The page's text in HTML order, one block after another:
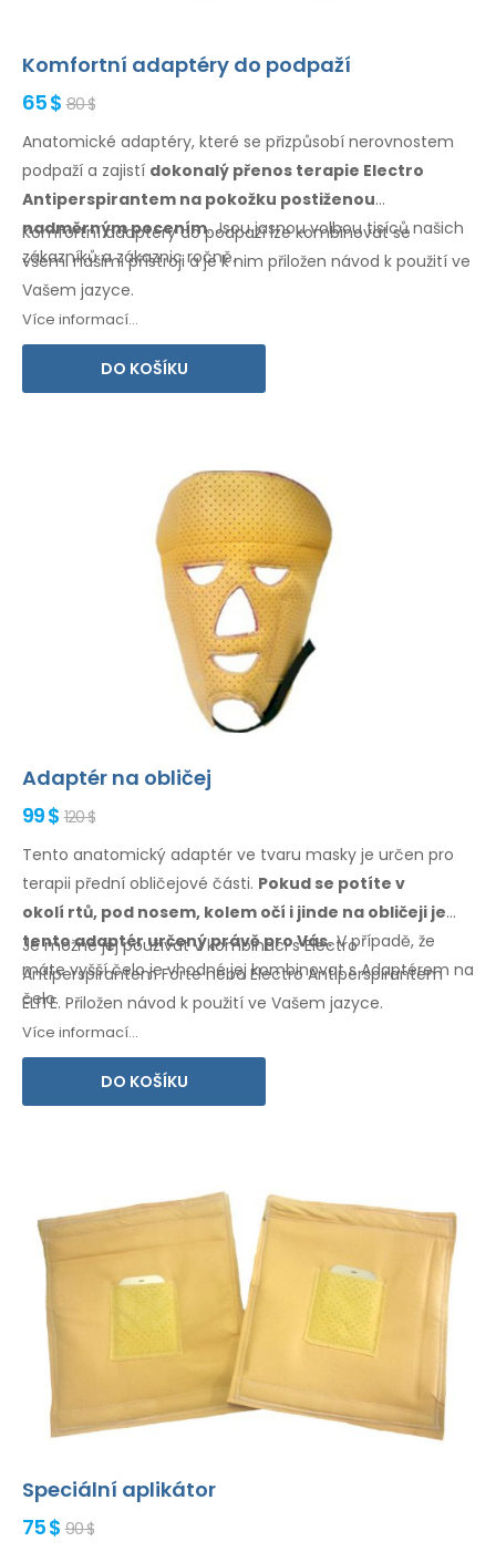
Komfortní adaptéry do podpaží
65 $ 80 $
Anatomické adaptéry, které se přizpůsobí nerovnostem
podpaží a zajistí dokonalý přenos terapie Electro
Antiperspirantem na pokožku postiženou
nadměrným pocením. Jsou jasnou volbou tisíců našich
zákazníkůa zákaznicročně.
Komfortní adaptérydo podpažílze kombinovatse
všeminašimi přístroji a je k nim přiložen návod k použití ve
Vašem jazyce.
Více informací...
DO KOŠÍKU
Adaptér na obličej
99 $ 120 $
Tento anatomický adaptér ve tvaru masky je určen pro
terapii přední obličejové části. Pokud se potíte v
okolí rtů, pod nosem, kolem očí i jinde na obličeji je
tentoadaptér určený právě pro Vás. V případě, že
mátevyšší čelo je vhodné jej kombinovats Adaptérem na
čelo.
Je možné jej používat v kombinaci s Electro
Antiperspirantem Forte nebo Electro Antiperspirantem
ELITE. Přiložen návod k použití ve Vašem jazyce.
Více informací...
DO KOŠÍKU
Speciální aplikátor
75 $ 90 $